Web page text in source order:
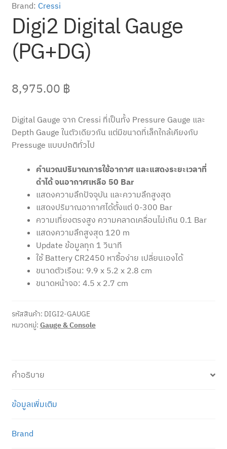
Brand: Cressi
Digi2 Digital Gauge
(PG+DG)
8,975.00 ฿
Digital Gauge จาก Cressi ที่เป็นทั้ง Pressure Gauge และ
Depth Gauge ในตัวเดียวกัน แต่มีขนาดที่เล็กใกล้เคียงกับ
Pressuge แบบปกติทั่วไป
คำนวณปริมาณการใช้อากาศ และแสดงระยะเวลาที่
ดำได้ จนอากาศเหลือ 50 Bar
แสดงความลึกปัจจุบัน และความลึกสูงสุด
แสดงปริมาณอากาศได้ตั้งแต่ 0-300 Bar
ความเที่ยงตรงสูง ความคลาดเคลื่อนไม่เกิน 0.1 Bar
แสดงความลึกสูงสุด 120 m
Update ข้อมูลทุก 1 วินาที
ใช้ Battery CR2450 หาซื้อง่าย เปลี่ยนเองได้
ขนาดตัวเรือน: 9.9 x 5.2 x 2.8 cm
ขนาดหน้าจอ: 4.5 x 2.7 cm
รหัสสินค้า: DIGI2-GAUGE
หมวดหมู่: Gauge & Console
คำอธิบาย
ข้อมูลเพิ่มเติม
Brand